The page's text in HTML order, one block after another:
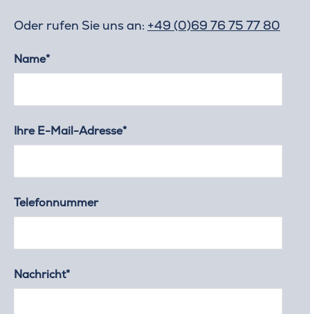
Oder rufen Sie uns an: +49 (0)69 76 75 77 80
Name*
Ihre E-Mail-Adresse*
Telefonnummer
Nachricht*